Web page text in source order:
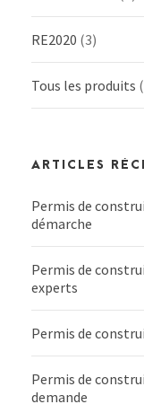
RE2020 (3)
Tous les produits
ARTICLES
Permis de
démarche
Permis de
experts
Permis de
Permis de
demande